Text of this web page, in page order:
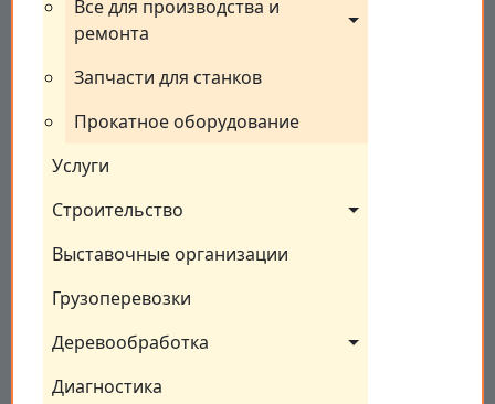
Все для производства и
ремонта
Запчасти для станков
Прокатное оборудование
Услуги
Строительство
Выставочные организации
Грузоперевозки
Деревообработка
Диагностика